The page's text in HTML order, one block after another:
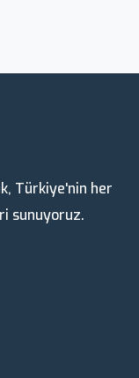
Türkiye'nin her
sunuyoruz.